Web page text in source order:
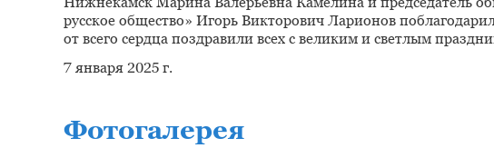
русское общество» Игорь Викторович Ларионов
от всего сердца поздравили всех с великим и светлым
7 января 2025 г.
Фотогалерея